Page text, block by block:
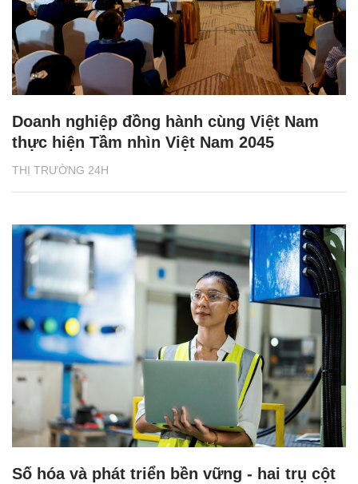
THỊ TRƯỜNG 24H
Doanh nghiệp đồng hành cùng Việt Nam
thực hiện Tầm nhìn Việt Nam 2045
Số hóa và phát triển bền vững - hai trụ cột